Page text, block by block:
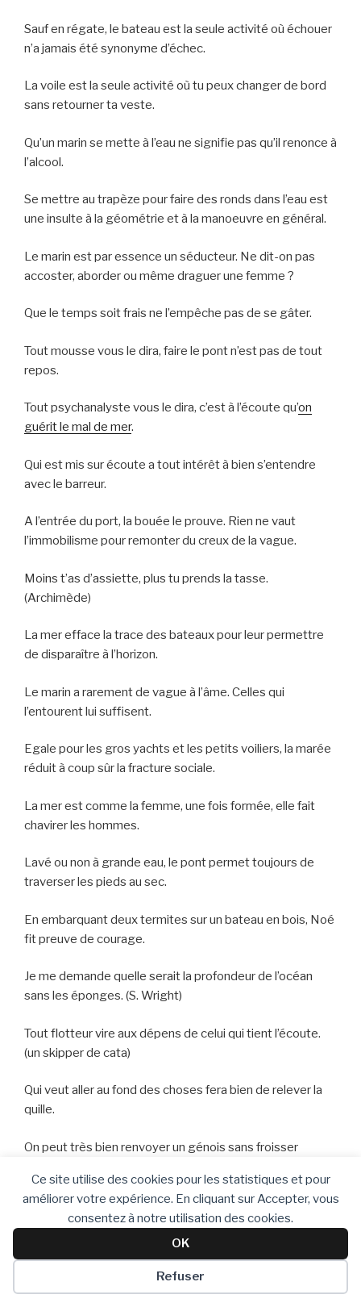
Ce site utilise des cookies pour les statistiques et pour
améliorer votre expérience. En cliquant sur Accepter, vous
consentez à notre utilisation des cookies.
OK
Refuser
Sauf en régate, le bateau est la seule activité où échouer
n’a jamais été synonyme d’échec.
La voile est la seule activité où tu peux changer de bord
sans retourner ta veste.
Qu’un marin se mette à l’eau ne signifie pas qu’il renonce à
l’alcool.
Se mettre au trapèze pour faire des ronds dans l’eau est
une insulte à la géométrie et à la manoeuvre en général.
Le marin est par essence un séducteur. Ne dit-on pas
accoster, aborder ou même draguer une femme ?
Que le temps soit frais ne l’empêche pas de se gâter.
Tout mousse vous le dira, faire le pont n’est pas de tout
repos.
Tout psychanalyste vous le dira, c’est à l’écoute qu’on
guérit le mal de mer.
Qui est mis sur écoute a tout intérêt à bien s’entendre
avec le barreur.
A l’entrée du port, la bouée le prouve. Rien ne vaut
l’immobilisme pour remonter du creux de la vague.
Moins t’as d’assiette, plus tu prends la tasse.
(Archimède)
La mer efface la trace des bateaux pour leur permettre
de disparaître à l’horizon.
Le marin a rarement de vague à l’âme. Celles qui
l’entourent lui suffisent.
Egale pour les gros yachts et les petits voiliers, la marée
réduit à coup sûr la fracture sociale.
La mer est comme la femme, une fois formée, elle fait
chavirer les hommes.
Lavé ou non à grande eau, le pont permet toujours de
traverser les pieds au sec.
En embarquant deux termites sur un bateau en bois, Noé
fit preuve de courage.
Je me demande quelle serait la profondeur de l’océan
sans les éponges. (S. Wright)
Tout flotteur vire aux dépens de celui qui tient l’écoute.
(un skipper de cata)
Qui veut aller au fond des choses fera bien de relever la
quille.
On peut très bien renvoyer un génois sans froisser
C’est bien beau de mener quelqu’un en bateau, c’est
encore mieux s’il sait border les voiles.
Qui aura le vent dans le dos le lundi de Pâques risque
aussi d’y avoir un poisson.